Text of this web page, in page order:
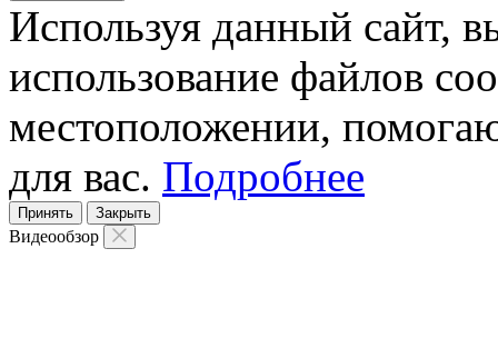
Используя данный сайт,
использование файлов
местоположении,
для вас. Подробнее
Принять Закрыть
Видеообзор